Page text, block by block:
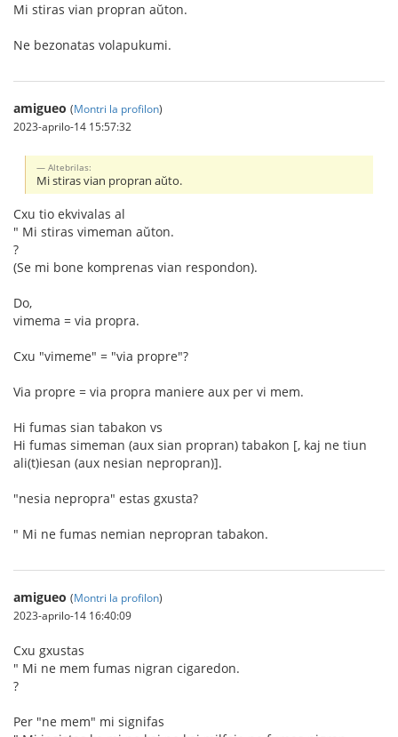
Mi stiras vian propran aŭton.
Ne bezonatas volapukumi.
amigueo (Montri la profilon)
2023-aprilo-14 15:57:32
Altebrilas:
Mi stiras vian propran aŭto.
Cxu tio ekvivalas al
" Mi stiras vimeman aŭton.
?
(Se mi bone komprenas vian respondon).
Do,
vimema = via propra.
Cxu "vimeme" = "via propre"?
Via propre = via propra maniere aux per vi mem.
Hi fumas sian tabakon vs
Hi fumas simeman (aux sian propran) tabakon [, kaj ne tiun
ali(t)iesan (aux nesian nepropran)].
"nesia nepropra" estas gxusta?
" Mi ne fumas nemian nepropran tabakon.
amigueo (Montri la profilon)
2023-aprilo-14 16:40:09
Cxu gxustas
" Mi ne mem fumas nigran cigaredon.
?
Per "ne mem" mi signifas